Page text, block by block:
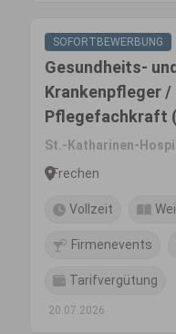
SOFORTBEWERBUNG
Gesundheits- und
Krankenpfleger /
Pflegefachkraft
die
St.-Katharinen-
Frechen
Vollzeit
Firmenevents
Tarifvergütung
20.07.2026